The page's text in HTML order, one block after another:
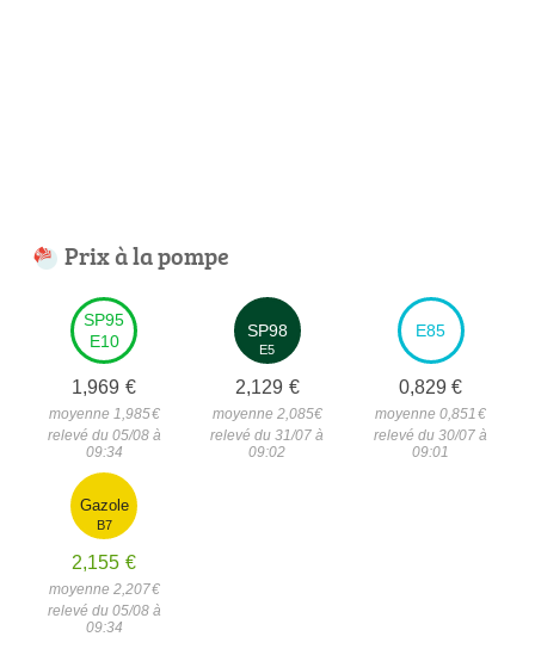
Prix à la pompe
SP95
E10
1,969 €
moyenne 1,985€
relevé du 05/08 à
09:34
SP98
E5
2,129 €
moyenne 2,085€
relevé du 31/07 à
09:02
E85
0,829 €
moyenne 0,851 €
relevé du 30/07 à
09:01
Gazole
B7
2,155 €
moyenne 2,207€
relevé du 05/08 à
09:34